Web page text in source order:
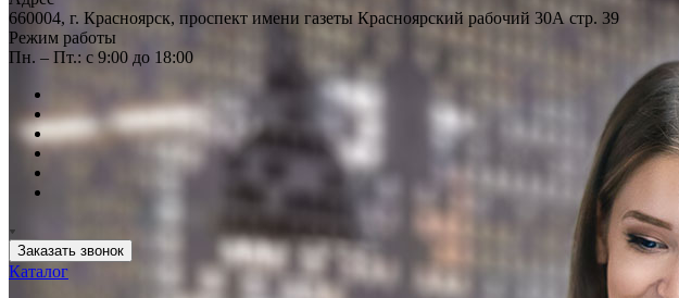
660004, г. Красноярск, проспект имени газеты Красноярский рабочий 30А стр. 39
Режим работы
Пн. – Пт.: с 9:00 до 18:00
Заказать звонок
Каталог